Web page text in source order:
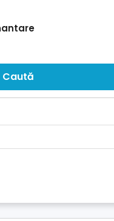
Caută